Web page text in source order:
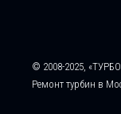
© 2008-2025,
Ремонт турбин в